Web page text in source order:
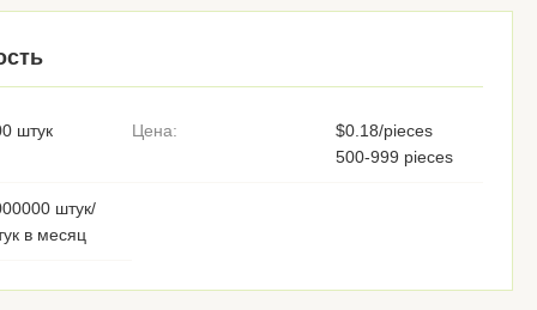
штук Цена:
$0.18/pieces
500-999 pieces
штук/
в месяц